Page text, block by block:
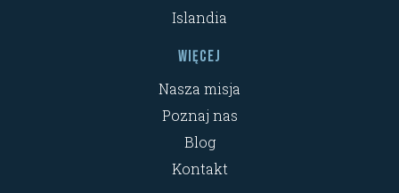
Islandia
Więcej
Nasza misja
Poznaj nas
Blog
Kontakt